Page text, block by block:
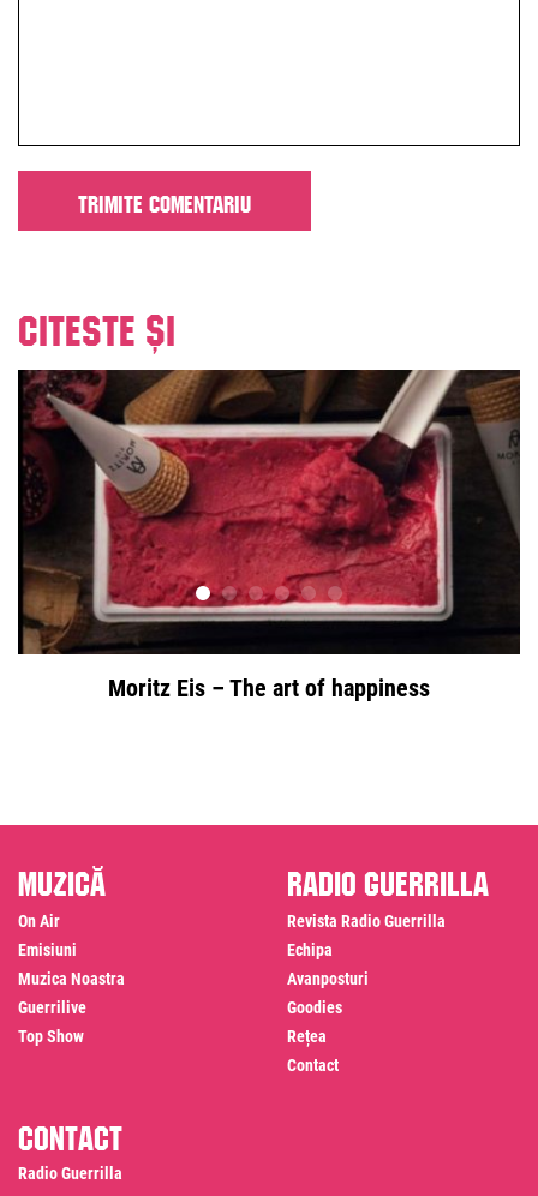
Citeste și
Moritz Eis – The art of happiness
Muzică
On Air
Emisiuni
Muzica Noastra
Guerrilive
Top Show
Radio Guerrilla
Revista Radio Guerrilla
Echipa
Avanposturi
Goodies
Rețea
Contact
Contact
Radio Guerrilla